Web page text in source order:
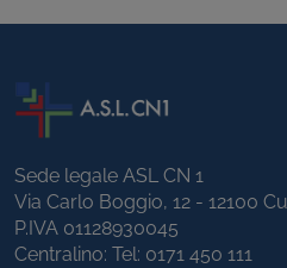
Sede legale ASL CN 1
Via Carlo Boggio, 12 - 12100
P.IVA 01128930045
Centralino: Tel: 0171 450 111